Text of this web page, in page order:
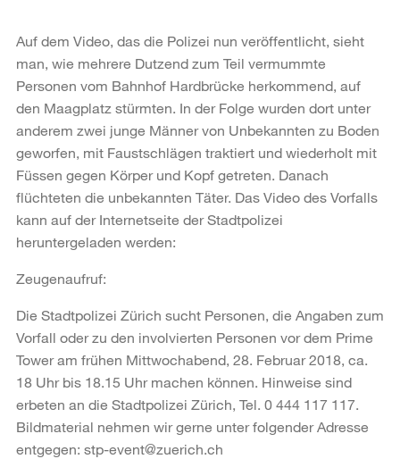
Auf dem Video, das die Polizei nun veröffentlicht, sieht
man, wie mehrere Dutzend zum Teil vermummte
Personen vom Bahnhof Hardbrücke herkommend, auf
den Maagplatz stürmten. In der Folge wurden dort unter
anderem zwei junge Männer von Unbekannten zu Boden
geworfen, mit Faustschlägen traktiert und wiederholt mit
Füssen gegen Körper und Kopf getreten. Danach
flüchteten die unbekannten Täter. Das Video des Vorfalls
kann auf der Internetseite der Stadtpolizei
heruntergeladen werden:
Zeugenaufruf:
Die Stadtpolizei Zürich sucht Personen, die Angaben zum
Vorfall oder zu den involvierten Personen vor dem Prime
Tower am frühen Mittwochabend, 28. Februar 2018, ca.
18 Uhr bis 18.15 Uhr machen können. Hinweise sind
erbeten an die Stadtpolizei Zürich, Tel. 0 444 117 117.
Bildmaterial nehmen wir gerne unter folgender Adresse
entgegen: stp-event@zuerich.ch